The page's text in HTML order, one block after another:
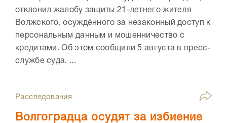
отклонил жалобу защиты 21-летнего жителя
Волжского, осуждённого за незаконный доступ к
персональным данным и мошенничество с
кредитами. Об этом сообщили 5 августа в пресс-
службе суда. ...
Расследования
Волгоградца осудят за избиение